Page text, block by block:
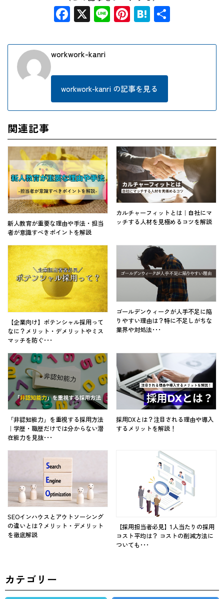
Facebook
X LinePinterest
Hatena
workwork-kanri
workwork-kanri の記事を見る
関連記事
新人教育が重要な理由や手法・担当
者が意識すべきポイントを解説
カルチャーフィットとは｜自社にマ
ッチする人材を見極めるコツを解説
【企業向け】ポテンシャル採用って
なに？メリット・デメリットやミス
マッチを防ぐ･･･
ゴールデンウィークが人手不足に陥
りやすい理由は？特に不足しがちな
業界や対処法･･･
「非認知能力」を重視する採用方法
｜学歴・職歴だけでは分からない潜
在能力を見抜･･･
採用DXとは？注目される理由や導入
するメリットを解説！
SEOインハウスとアウトソーシング
の違いとは？メリット・デメリット
を徹底解説
【採用担当者必見】1人当たりの採用
コスト平均は？ コストの削減方法に
ついても･･･
カテゴリー